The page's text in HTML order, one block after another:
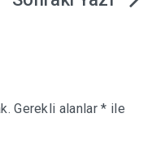
Gerekli alanlar* ile